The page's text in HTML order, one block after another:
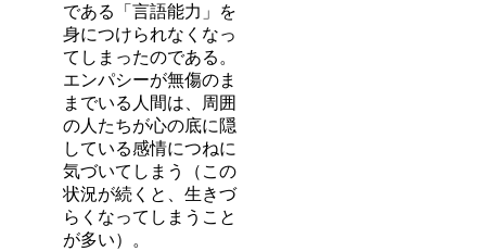
である「言語能力」を
身につけられなくなっ
てしまったのである。
エンパシーが無傷のま
までいる人間は、周囲
の人たちが心の底に隠
している感情につねに
気づいてしまう（この
状況が続くと、生きづ
らくなってしまうこと
が多い）。